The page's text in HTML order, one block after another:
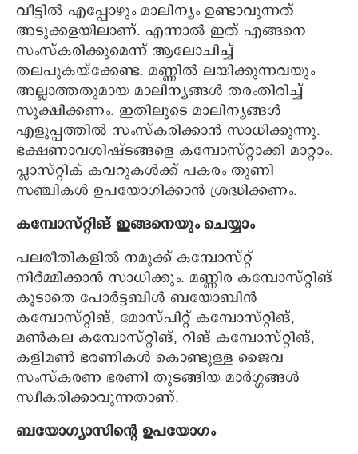
വീട്ടിൽ എപ്പോഴും മാലിന്യം ഉണ്ടാവുന്നത്
അടുക്കളയിലാണ്. എന്നാൽ ഇത് എങ്ങനെ
സംസ്കരിക്കുമെന്ന് ആലോചിച്ച്
തലപുകയ്ക്കേണ്ട. മണ്ണിൽ ലയിക്കുന്നവയും
അല്ലാത്തതുമായ മാലിന്യങ്ങൾ തരംതിരിച്ച്
സൂക്ഷിക്കണം. ഇതിലൂടെ മാലിന്യങ്ങൾ
എളുപ്പത്തിൽ സംസ്കരിക്കാൻ സാധിക്കുന്നു.
ഭക്ഷണാവശിഷ്ടങ്ങളെ കമ്പോസ്റ്റാക്കി മാറ്റാം.
പ്ലാസ്റ്റിക് കവറുകൾക്ക് പകരം തുണി
സഞ്ചികൾ ഉപയോഗിക്കാൻ ശ്രദ്ധിക്കണം.
കമ്പോസ്റ്റിങ് ഇങ്ങനെയും ചെയ്യാം
പലരീതികളിൽ നമുക്ക് കമ്പോസ്റ്റ്
നിർമ്മിക്കാൻ സാധിക്കും. മണ്ണിര കമ്പോസ്റ്റിങ്
കൂടാതെ പോർട്ടബിൾ ബയോബിൻ
കമ്പോസ്റ്റിങ്, മോസ്പിറ്റ് കമ്പോസ്റ്റിങ്,
മൺകല കമ്പോസ്റ്റിങ്, റിങ് കമ്പോസ്റ്റിങ്,
കളിമൺ ഭരണികൾ കൊണ്ടുള്ള ജൈവ
സംസ്കരണ ഭരണി തുടങ്ങിയ മാർഗ്ഗങ്ങൾ
സ്വീകരിക്കാവുന്നതാണ്.
ബയോഗ്യാസിന്റെ ഉപയോഗം